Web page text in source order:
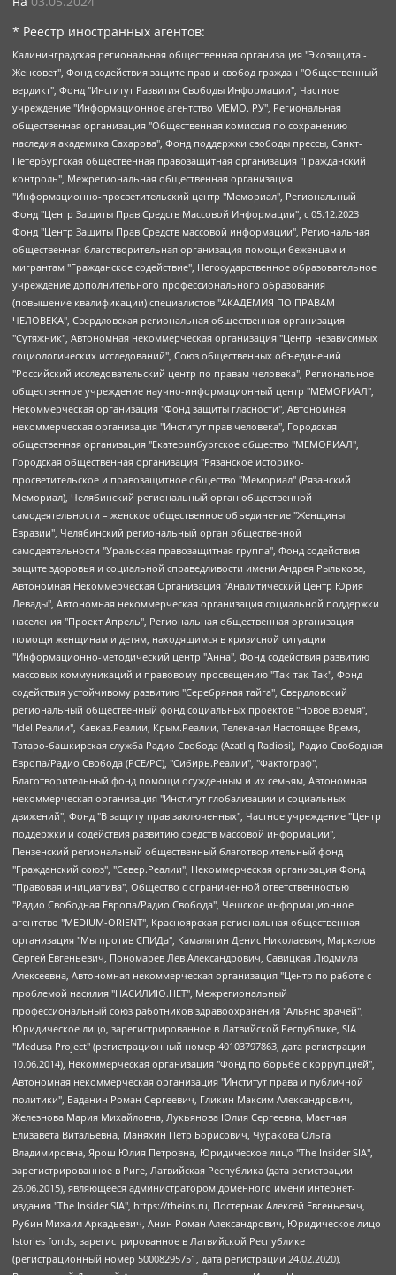
* Реестр иностранных агентов:
Калининградская региональная общественная организация "Экозащита!-Женсовет", Фонд содействия защите прав и свобод граждан "Общественный вердикт", Фонд "Институт Развития Свободы Информации", Частное учреждение "Информационное агентство МЕМО. РУ", Региональная общественная организация "Общественная комиссия по сохранению наследия академика Сахарова", Фонд поддержки свободы прессы, Санкт-Петербургская общественная правозащитная организация "Гражданский контроль", Межрегиональная общественная организация "Информационно-просветительский центр "Мемориал", Региональный Фонд "Центр Защиты Прав Средств Массовой Информации", с 05.12.2023 Фонд "Центр Защиты Прав Средств массовой информации", Региональная общественная благотворительная организация помощи беженцам и мигрантам "Гражданское содействие", Негосударственное образовательное учреждение дополнительного профессионального образования (повышение квалификации) специалистов "АКАДЕМИЯ ПО ПРАВАМ ЧЕЛОВЕКА", Свердловская региональная общественная организация "Сутяжник", Автономная некоммерческая организация "Центр независимых социологических исследований", Союз общественных объединений "Российский исследовательский центр по правам человека", Региональное общественное учреждение научно-информационный центр "МЕМОРИАЛ", Некоммерческая организация "Фонд защиты гласности", Автономная некоммерческая организация "Институт прав человека", Городская общественная организация "Екатеринбургское общество "МЕМОРИАЛ", Городская общественная организация "Рязанское историко-просветительское и правозащитное общество "Мемориал" (Рязанский Мемориал), Челябинский региональный орган общественной самодеятельности – женское общественное объединение "Женщины Евразии", Челябинский региональный орган общественной самодеятельности "Уральская правозащитная группа", Фонд содействия защите здоровья и социальной справедливости имени Андрея Рылькова, Автономная Некоммерческая Организация "Аналитический Центр Юрия Левады", Автономная некоммерческая организация социальной поддержки населения "Проект Апрель", Региональная общественная организация помощи женщинам и детям, находящимся в кризисной ситуации "Информационно-методический центр "Анна", Фонд содействия развитию массовых коммуникаций и правовому просвещению "Так-так-Так", Фонд содействия устойчивому развитию "Серебряная тайга", Свердловский региональный общественный фонд социальных проектов "Новое время", "Idel.Реалии", Кавказ.Реалии, Крым.Реалии, Телеканал Настоящее Время, Татаро-башкирская служба Радио Свобода (Azatliq Radiosi), Радио Свободная Европа/Радио Свобода (PCE/PC), "Сибирь.Реалии", "Фактограф", Благотворительный фонд помощи осужденным и их семьям, Автономная некоммерческая организация "Институт глобализации и социальных движений", Фонд "В защиту прав заключенных", Частное учреждение "Центр поддержки и содействия развитию средств массовой информации", Пензенский региональный общественный благотворительный фонд "Гражданский союз", "Север.Реалии", Некоммерческая организация Фонд "Правовая инициатива", Общество с ограниченной ответственностью "Радио Свободная Европа/Радио Свобода", Чешское информационное агентство "MEDIUM-ORIENT", Красноярская региональная общественная организация "Мы против СПИДа", Камалягин Денис Николаевич, Маркелов Сергей Евгеньевич, Пономарев Лев Александрович, Савицкая Людмила Алексеевна, Автономная некоммерческая организация "Центр по работе с проблемой насилия "НАСИЛИЮ.НЕТ", Межрегиональный профессиональный союз работников здравоохранения "Альянс врачей", Юридическое лицо, зарегистрированное в Латвийской Республике, SIA "Medusa Project" (регистрационный номер 40103797863, дата регистрации 10.06.2014), Некоммерческая организация "Фонд по борьбе с коррупцией", Автономная некоммерческая организация "Институт права и публичной политики", Баданин Роман Сергеевич, Гликин Максим Александрович, Железнова Мария Михайловна, Лукьянова Юлия Сергеевна, Маетная Елизавета Витальевна, Маняхин Петр Борисович, Чуракова Ольга Владимировна, Ярош Юлия Петровна, Юридическое лицо "The Insider SIA", зарегистрированное в Риге, Латвийская Республика (дата регистрации 26.06.2015), являющееся администратором доменного имени интернет-издания "The Insider SIA", https://theins.ru, Постернак Алексей Евгеньевич, Рубин Михаил Аркадьевич, Анин Роман Александрович, Юридическое лицо Istories fonds, зарегистрированное в Латвийской Республике (регистрационный номер 50008295751, дата регистрации 24.02.2020), Великовский Дмитрий Александрович, Долинина Ирина Николаевна, Мароховская Алеся Алексеевна, Шлейнов Роман Юрьевич, Шмагун Олеся Валентиновна, Общество с ограниченной ответственностью "Альтаир 2021", Общество с ограниченной ответственностью "Вега 2021", Общество с ограниченной ответственностью "Главный редактор 2021", Общество с ограниченной ответственностью "Ромашки монолит", Важенков Артем Валерьевич, Ивановская областная общественная организация "Центр гендерных исследований", Гурман Юрий Альбертович, Медиапроект "ОВД-Инфо", Егоров Владимир Владимирович, Жилинский Владимир Александрович, Общество с ограниченной ответственностью "ЗП", Иванова София Юрьевна, Карезина Инна Павловна, Кильтау Екатерина Викторовна, Петров Алексей Викторович, Пискунов Сергей Евгеньевич, Смирнов Сергей Сергеевич, Тихонов Михаил Сергеевич, Общество с ограниченной ответственностью "ЖУРНАЛИСТ-ИНОСТРАННЫЙ АГЕНТ", Арапова Галина Юрьевна, Вольтская Татьяна Анатольевна, Американская компания "Mason G.E.S. Anonymous Foundation" (США), являющаяся владельцем интернет-издания https://mnews.world/, Компания "Stichting Bellingcat", зарегистрированная в Нидерландах (дата регистрации 11.07.2018), Захаров Андрей Вячеславович, Клепиковская Екатерина Дмитриевна, Общество с ограниченной ответственностью "МЕМО", Перл Роман Александрович, Симонов Евгений Алексеевич, Соловьева Елена Анатольевна, Сотников Даниил Владимирович, Сурначева Елизавета Дмитриевна, Автономная некоммерческая организация по защите прав человека и информированию населения "Якутия – Наше Мнение", Общество с ограниченной ответственностью "Москоу диджитал медиа", с 26.01.2023 Общество с ограниченной ответственностью "Чайка Белые сады", Ветошкина Валерия Валерьевна, Заговора Максим Александрович, Межрегиональное общественное движение "Российская ЛГБТ - сеть", Оленичев Максим Владимирович, Павлов Иван Юрьевич, Скворцова Елена Сергеевна, Общество с ограниченной ответственностью "Как бы инагент", Кочетков Игорь Викторович, Общество с ограниченной ответственностью "Честные выборы", Еланчик Олег Александрович, Общество с ограниченной ответственностью "Нобелевский призыв", Гималова Регина Эмилевна, Григорьев Андрей Валерьевич, Григорьева Алина Александровна, Ассоциация по содействию защите прав призывников, альтернативнослужащих и военнослужащих "Правозащитная группа "Гражданин.Армия.Право", Хисамова Регина Фаритовна, Автономная некоммерческая организация по реализации социально-правовых программ "Лилит", Дальневосточное общественное движение "Маяк", Санкт-Петербургская ЛГБТ-инициативная группа "Выход", Инициативная группа ЛГБТ+ "Реверс", Алексеев Андрей Викторович, Бекбулатова Таисия Львовна, Беляев Иван Михайлович, Владыкина Елена Сергеевна, Гельман Марат Александрович, Никульшина Вероника Юрьевна, Толоконникова Надежда Андреевна, Шендерович Виктор Анатольевич, Общество с ограниченной ответственностью "Данное сообщение", Общество с ограниченной ответственностью Издательский дом "Новая глава", Айнбиндер Александра Александровна, Московский комьюнити-центр для ЛГБТ+инициатив, Благотворительный фонд развития филантропии, Deutsche Welle (Германия, Kurt-Schumacher-Strasse 3, 53113 Bonn), Борзунова Мария Михайловна, Воробьев Виктор Викторович, Голубева Анна Львовна, Константинова Алла Михайловна, Малкова Ирина Владимировна, Мурадов Мурад Абдулгалимович, Осетинская Елизавета Николаевна, Понасенков Евгений Николаевич, Ганапольский Матвей Юрьевич, Киселев Евгений Алексеевич, Борухович Ирина Григорьевна, Дремин Иван Тимофеевич, Дубровский Дмитрий Викторович, Красноярская региональная общественная организация поддержки и развития альтернативных образовательных технологий и межкультурных коммуникаций "ИНТЕРРА", Маяковская Екатерина Алексеевна, Фейгин Марк Захарович, Филимонов Андрей Викторович, Дзугкоева Регина Николаевна, Доброхотов Роман Александрович, Дудь Юрий Александрович, Елкин Сергей Владимирович, Кругликов Кирилл Игоревич, Сабунаева Мария Леонидовна, Семенов Алексей Владимирович, Шаинян Карен Багратович, Шульман Екатерина Михайловна, Асафьев Артур Валерьевич, Вахштайн Виктор Семенович, Венедиктов Алексей Алексеевич, Лушникова Екатерина Евгеньевна, Волков Леонид Михайлович, Невзоров Александр Глебович, Пархоменко Сергей Борисович, Сироткин Ярослав Николаевич, Кара-Мурза Владимир Владимирович, Баранова Наталья Владимировна, Гозман Леонид Яковлевич, Кагарлицкий Борис Юльевич, Климарев Михаил Валерьевич, Милов Владимир Станиславович, Автономная некоммерческая организация Краснодарский центр современного искусства "Типография", Моргенштерн Алишер Тагирович, Соболь Любовь Эдуардовна, Общество с ограниченной ответственностью "ЛИЗА НОРМ", Каспаров Гарри Кимович, Ходорковский Михаил Борисович, Общество с ограниченной ответственностью "Апрельские тезисы", Данилович Ирина Брониславовна, Кашин Олег Владимирович, Петров Николай Владимирович, Пивоваров Алексей Владимирович, Соколов Михаил Владимирович, Цветкова Юлия Владимировна, Чичваркин Евгений Александрович, Комитет против пыток/Команда против пыток, Общество с ограниченной ответственностью "Первый научный", Общество с ограниченной ответственностью "Вертолет и ко", Белоцерковская Вероника Борисовна, Кац Максим Евгеньевич, Лазарева Татьяна Юрьевна, Шаведдинов Руслан Табризович, Яшин Илья Валерьевич, Общество с ограниченной ответственностью "Иноагент ААВ", Алешковский Дмитрий Петрович, Альбац Евгения Марковна, Быков Дмитрий Львович, Галямина Юлия Евгеньевна, Лойко Сергей Леонидович, Мартынов Кирилл Константинович, Медведев Сергей Александрович, Крашенинников Федор Геннадиевич, Гордеева Катерина Вл